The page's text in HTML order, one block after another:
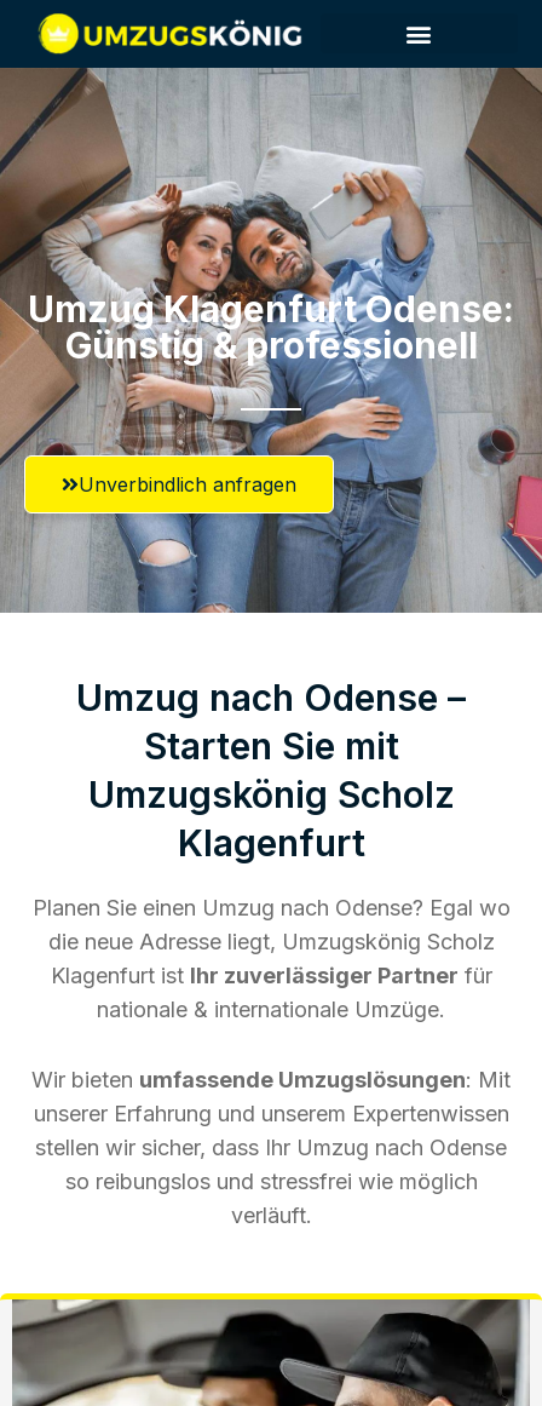
Umzug Klagenfurt​ Odense:
Günstig & professionell​
Unverbindlich anfragen
Umzug nach Odense –
Starten Sie mit
Umzugskönig Scholz
Klagenfurt
Planen Sie einen Umzug nach Odense? Egal wo
die neue Adresse liegt, Umzugskönig Scholz
Klagenfurt ist Ihr zuverlässiger Partner für
nationale & internationale Umzüge.
Wir bieten umfassende Umzugslösungen: Mit
unserer Erfahrung und unserem Expertenwissen
stellen wir sicher, dass Ihr Umzug nach Odense
so reibungslos und stressfrei wie möglich
verläuft.